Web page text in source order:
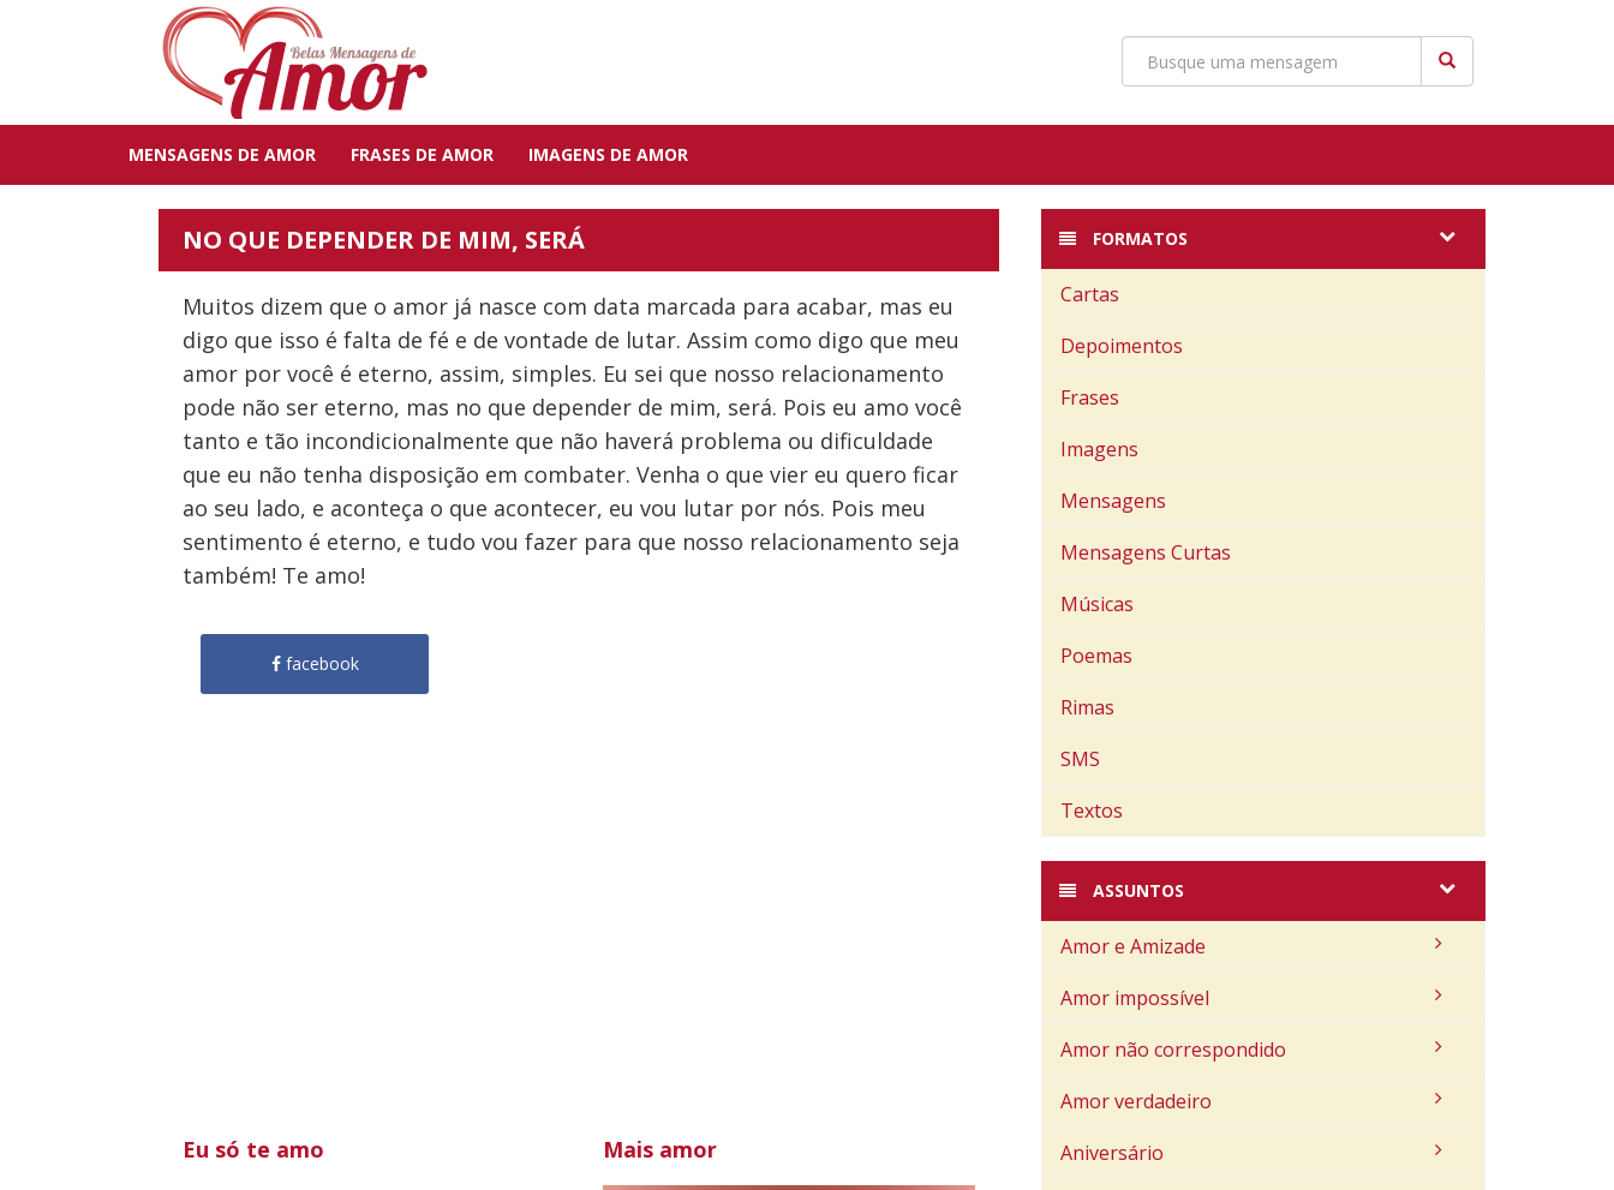
MENSAGENS DE AMOR FRASES DE AMOR IMAGENS DE AMOR
NO QUE DEPENDER DE MIM, SERÁ
Muitos dizem que o amor já nasce com data marcada para acabar, mas eu
digo que isso é falta de fé e de vontade de lutar. Assim como digo que meu
amor por você é eterno, assim, simples. Eu sei que nosso relacionamento
pode não ser eterno, mas no que depender de mim, será. Pois eu amo você
tanto e tão incondicionalmente que não haverá problema ou dificuldade
que eu não tenha disposição em combater. Venha o que vier eu quero ficar
ao seu lado, e aconteça o que acontecer, eu vou lutar por nós. Pois meu
sentimento é eterno, e tudo vou fazer para que nosso relacionamento seja
também! Te amo!
facebook
Eu só te amo Mais amor
FORMATOS
Cartas
Depoimentos
Frases
Imagens
Mensagens
Mensagens Curtas
Músicas
Poemas
Rimas
SMS
Textos
ASSUNTOS
Amor e Amizade
Amor impossível
Amor não correspondido
Amor verdadeiro
Aniversário